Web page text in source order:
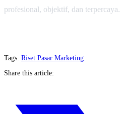
profesional, objektif, dan terpercaya.
Tags: Riset Pasar Marketing
Share this article: